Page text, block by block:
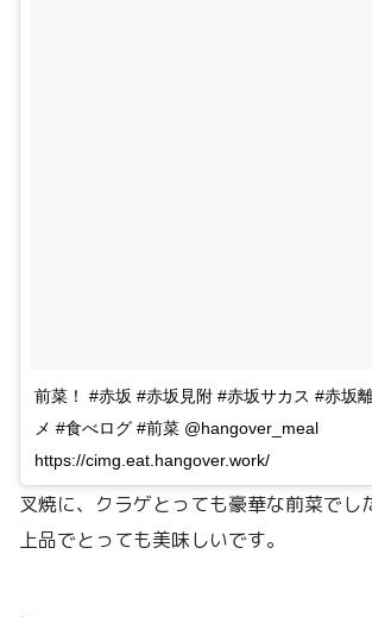
前菜！ #赤坂 #赤坂見附 #赤坂サカス #赤坂
メ #食べログ #前菜 @hangover_meal
https://cimg.eat.hangover.work/
叉焼に、クラゲとっても豪華な前菜でし
上品でとっても美味しいです。